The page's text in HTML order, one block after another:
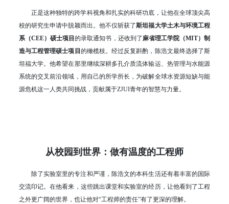
正是这种独特的跨学科视角和扎实的科研功底，让他在全球顶尖高
校的研究生申请中脱颖而出。他不仅斩获了斯坦福大学土木与环境工程
系（CEE）硕士项目的录取通知书，还收到了 麻省理工学院（MIT）制
造与工程管理硕士项目 的橄榄枝。经过反复斟酌，陈浩文最终选择了斯
坦福大学。他希望在那里继续深耕多孔介质流体输运、热管理与水能源
系统的交叉前沿领域，用自己的所学所长，为破解全球水资源短缺与能
源危机这一人类共同挑战，贡献属于ZJUI青年的智慧与力量。
从校园到世界：做有温度的工程师
除了实验室里的专注和严谨，陈浩文的本科生活还有着丰富的国际
交流印记。在他看来，这些跳出课堂和实验室的经历，让他看到了工程
之外更广阔的世界，也让他对“工程师的责任”有了更深的理解。